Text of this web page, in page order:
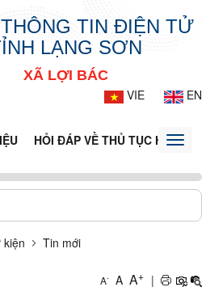
TIN ĐIỆN TỬ
LẠNG SƠN
XÃ LỢI BÁC
VIE
EN
HỎI ĐÁP VỀ THỦ TỤC HÀNHToggle
Tin mới
A- A A+ |